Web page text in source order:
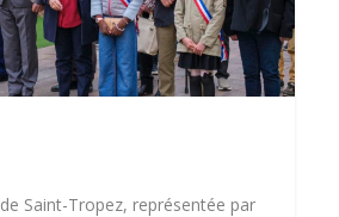
Saint-Tropez, représentée par